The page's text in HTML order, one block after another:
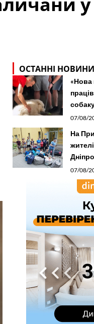
ОСТАННІ НОВИНИ
«Нова
07/08/
На
07/08/